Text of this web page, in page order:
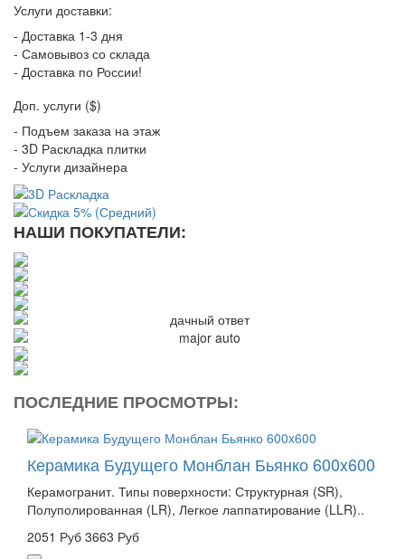
Услуги доставки:
- Доставка 1-3 дня
- Самовывоз со склада
- Доставка по России!
Доп. услуги ($)
- Подъем заказа на этаж
- 3D Раскладка плитки
- Услуги дизайнера
НАШИ ПОКУПАТЕЛИ:
ПОСЛЕДНИЕ ПРОСМОТРЫ:
Керамика Будущего Монблан Бьянко 600x600
Керамогранит. Типы поверхности: Структурная (SR),
Полуполированная (LR), Легкое лаппатирование (LLR)..
2051 Руб 3663 Руб